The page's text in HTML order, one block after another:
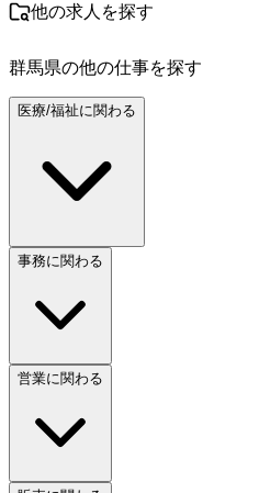
他の求人を探す
群馬県の他の仕事を探す
医療/福祉に関わる
事務に関わる
営業に関わる